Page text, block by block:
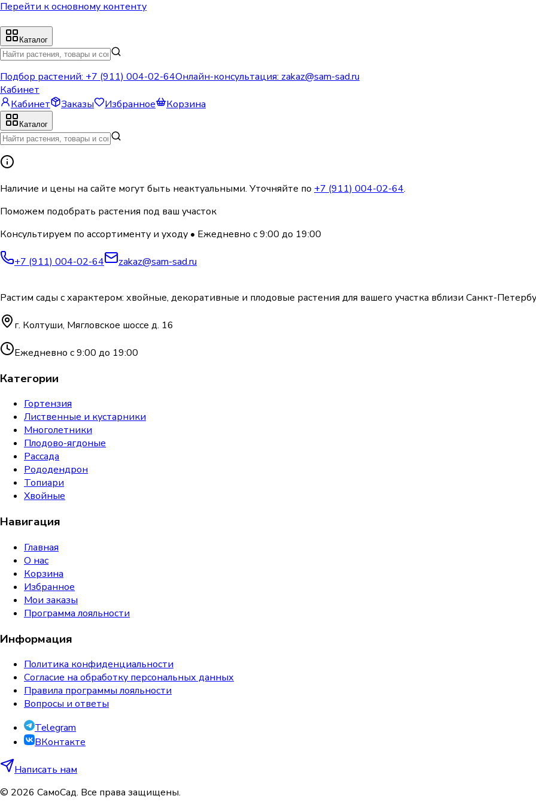
Перейти к основному контенту
Каталог
Подбор растений: +7 (911) 004-02-64Онлайн-консультация: zakaz@sam-sad.ru
Кабинет
Кабинет
Заказы Избранное Корзина
Каталог
Наличие и цены на сайте могут быть неактуальными. Уточняйте по +7 (911) 004-02-64.
Поможем подобрать растения под ваш участок
Консультируем по ассортименту и уходу • Ежедневно с 9:00 до 19:00
+7 (911) 004-02-64 zakaz@sam-sad.ru
Растим сады с характером: хвойные, декоративные и плодовые растения для вашего участка вблизи Санкт-
г. Колтуши, Мягловское шоссе д. 16
Ежедневно с 9:00 до 19:00
Категории
Гортензия
Лиственные и кустарники
Многолетники
Плодово-ягдоные
Рассада
Рододендрон
Топиари
Хвойные
Навигация
Главная
О нас
Корзина
Избранное
Мои заказы
Программа лояльности
Информация
Политика конфиденциальности
Согласие на обработку персональных данных
Правила программы лояльности
Вопросы и ответы
Telegram
ВКонтакте
Написать нам
© 2026 СамоСад. Все права защищены.